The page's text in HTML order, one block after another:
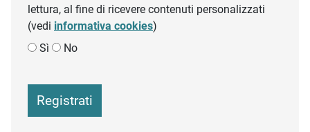
lettura, al fine di ricevere contenuti personalizzati
(vedi informativa cookies)
Sì
No
Registrati